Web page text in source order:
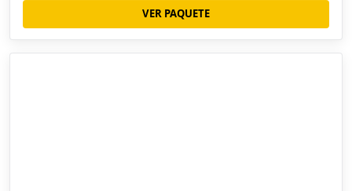
VER PAQUETE